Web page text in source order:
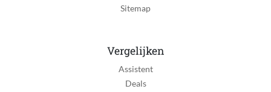
Sitemap
Vergelijken
Assistent
Deals